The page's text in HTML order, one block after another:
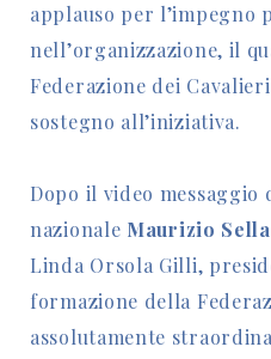
applauso per l’impegno
nell’organizzazione, il
Federazione dei
sostegno all’iniziativa.
Dopo il video messaggio
nazionale Maurizio Sella
Linda Orsola Gilli,
formazione della
assolutamente